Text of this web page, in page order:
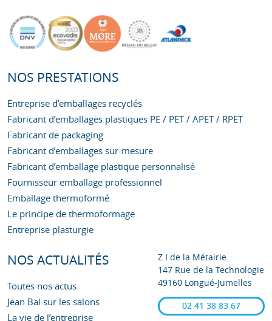
NOS PRESTATIONS
Entreprise d’emballages recyclés
Fabricant d’emballages plastiques PE / PET / APET / RPET
Fabricant de packaging
Fabricant d’emballages sur-mesure
Fabricant d’emballage plastique personnalisé
Fournisseur emballage professionnel
Emballage thermoformé
Le principe de thermoformage
Entreprise plasturgie
NOS ACTUALITÉS
Toutes nos actus
Jean Bal sur les salons
La vie de l’entreprise
Z.I de la Métairie
147 Rue de la Technologie
49160 Longué-Jumelles
02 41 38 83 67